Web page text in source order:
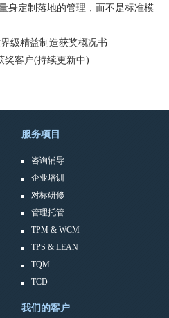
身定制落地的管理，而不是标准模
级精益制造获奖概况书
奖客户(持续更新中)
服务项目
咨询辅导
企业培训
对标研修
管理托管
TPM & WCM
TPS & LEAN
TQM
TCD
我们的客户